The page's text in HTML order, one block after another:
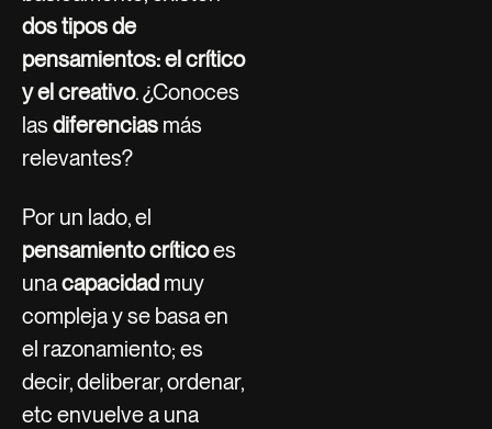
dos tipos de
pensamientos: el crítico
y el creativo. ¿Conoces
las diferencias más
relevantes?
Por un lado, el
pensamiento críticoes
unacapacidad muy
compleja y se basa en
el razonamiento; es
decir, deliberar, ordenar,
etc envuelve a una